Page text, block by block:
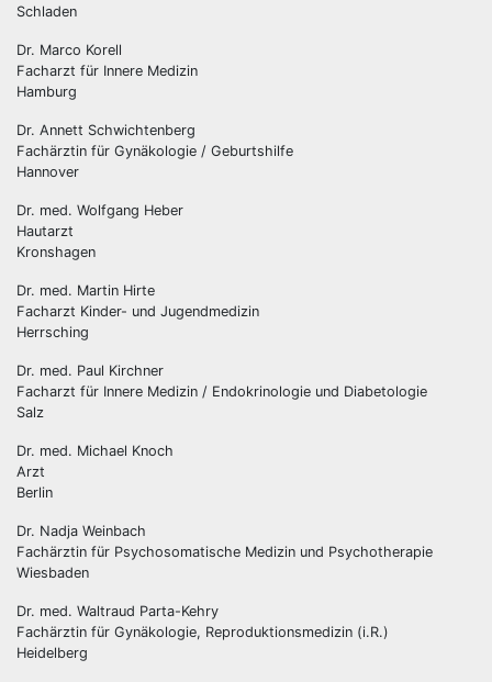
Schladen
Dr. Marco Korell
Facharzt für Innere Medizin
Hamburg
Dr. Annett Schwichtenberg
Fachärztin für Gynäkologie / Geburtshilfe
Hannover
Dr. med. Wolfgang Heber
Hautarzt
Kronshagen
Dr. med. Martin Hirte
Facharzt Kinder- und Jugendmedizin
Herrsching
Dr. med. Paul Kirchner
Facharzt für Innere Medizin / Endokrinologie und Diabetologie
Salz
Dr. med. Michael Knoch
Arzt
Berlin
Dr. Nadja Weinbach
Fachärztin für Psychosomatische Medizin und Psychotherapie
Wiesbaden
Dr. med. Waltraud Parta-Kehry
Fachärztin für Gynäkologie, Reproduktionsmedizin (i.R.)
Heidelberg